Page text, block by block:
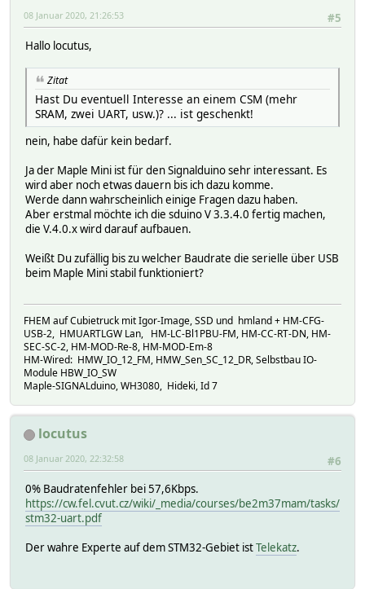
#5
08 Januar 2020, 21:26:53
Hallo locutus,
Zitat
Hast Du eventuell Interesse an einem CSM (mehr
SRAM, zwei UART, usw.)? ... ist geschenkt!
nein, habe dafür kein bedarf.
Ja der Maple Mini ist für den Signalduino sehr interessant. Es
wird aber noch etwas dauern bis ich dazu komme.
Werde dann wahrscheinlich einige Fragen dazu haben.
Aber erstmal möchte ich die sduino V 3.3.4.0 fertig machen,
die V.4.0.x wird darauf aufbauen.
Weißt Du zufällig bis zu welcher Baudrate die serielle über USB
beim Maple Mini stabil funktioniert?
FHEM auf Cubietruck mit Igor-Image, SSD und hmland + HM-CFG-
USB-2, HMUARTLGW Lan, HM-LC-Bl1PBU-FM, HM-CC-RT-DN, HM-
SEC-SC-2, HM-MOD-Re-8, HM-MOD-Em-8
HM-Wired: HMW_IO_12_FM, HMW_Sen_SC_12_DR, Selbstbau IO-
Module HBW_IO_SW
Maple-SIGNALduino, WH3080, Hideki, Id 7
locutus
#6
08 Januar 2020, 22:32:58
0% Baudratenfehler bei 57,6Kbps.
https://cw.fel.cvut.cz/wiki/_media/courses/be2m37mam/tasks/
stm32-uart.pdf
Der wahre Experte auf dem STM32-Gebiet istTelekatz.